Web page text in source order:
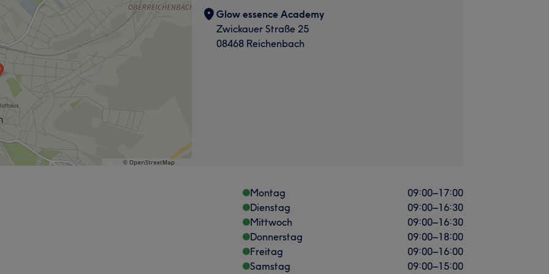
Glow essence Academy
Zwickauer Straße 25
08468 Reichenbach
Montag 09:00–17:00
Dienstag
09:00–16:30
Mittwoch
09:00–16:30
Donnerstag
09:00–18:00
Freitag
09:00–16:00
Samstag
09:00–15:00